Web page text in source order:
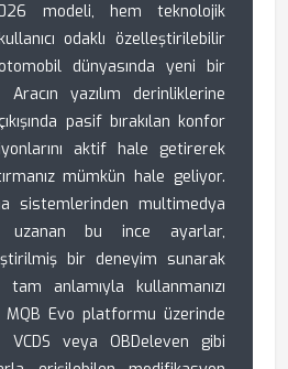
modeli, hem teknolojik
odaklı özelleştirilebilir
dünyasında yeni bir
yazılım derinliklerine
pasif bırakılan konfor
aktif hale getirerek
mümkün hale geliyor.
sistemlerinden multimedya
uzanan bu ince ayarlar,
bir deneyim sunarak
anlamıyla kullanmanızı
MQB Evo platformu üzerinde
veya OBDeleven gibi